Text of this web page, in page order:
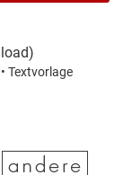
Textvorlage